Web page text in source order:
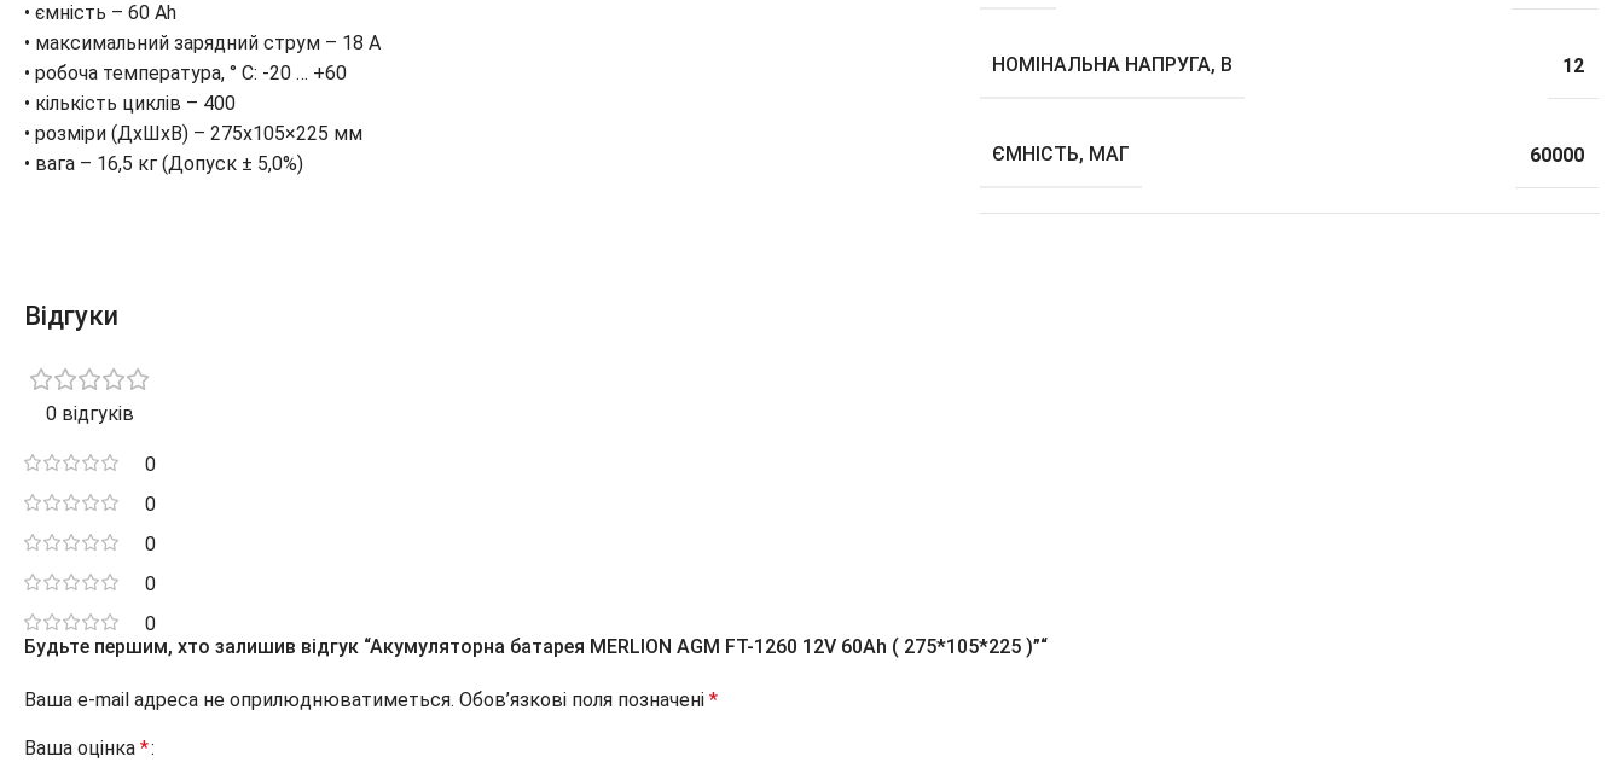
• ємність – 60 Ah
• максимальний зарядний струм – 18 A
• робоча температура, ° С: -20 … +60
• кількість циклів – 400
• розміри (ДхШхВ) – 275х105×225 мм
• вага – 16,5 кг (Допуск ± 5,0%)
НОМІНАЛЬНА НАПРУГА, В 12
ЄМНІСТЬ, МАГ 60000
Відгуки
0 відгуків
0
0
0
0
0
Будьте першим, хто залишив відгук “Акумуляторна батарея MERLION AGM FT-1260 12V 60Ah ( 275*105*225 )”“
Ваша e-mail адреса не оприлюднюватиметься. Обов’язкові поля позначені *
Ваша оцінка *